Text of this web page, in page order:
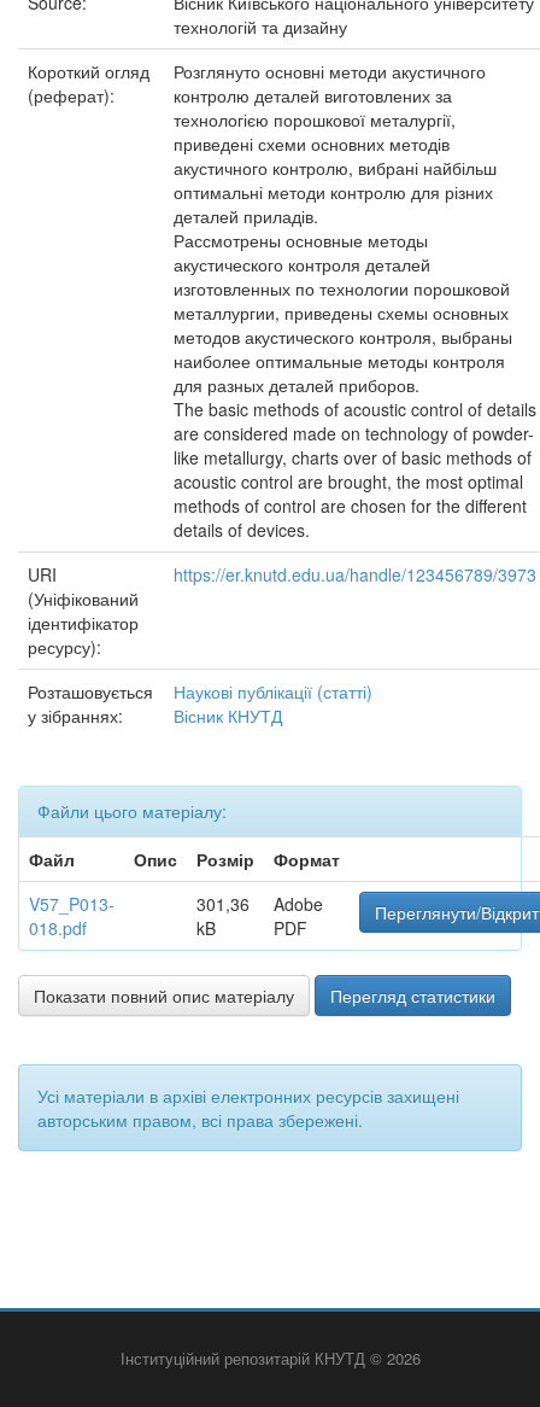
технологій та дизайну
Короткий огляд
(реферат):
Розглянуто основні методи акустичного
контролю деталей виготовлених за
технологією порошкової металургії,
приведені схеми основних методів
акустичного контролю, вибрані найбільш
оптимальні методи контролю для різних
деталей приладів.
Рассмотрены основные методы
акустического контроля деталей
изготовленных по технологии порошковой
металлургии, приведены схемы основных
методов акустического контроля, выбраны
наиболее оптимальные методы контроля
для разных деталей приборов.
The basic methods of acoustic control of details
are considered made on technology of powder-
like metallurgy, charts over of basic methods of
acoustic control are brought, the most optimal
methods of control are chosen for the different
details of devices.
URI
(Уніфікований
ідентифікатор
ресурсу):
https://er.knutd.edu.ua/handle/123456789/3973
Розташовується
у зібраннях:
Наукові публікації (статті)
Вісник КНУТД
Файли цього матеріалу:
Файл
Опис Розмір
Формат
V57_P013-
018.pdf
301,36
kB
Adobe
PDF
Переглянути/
Показати повний опис матеріалу Перегляд статистики
Усі матеріали в архіві електронних ресурсів захищені
авторським правом, всі права збережені.
Інституційний репозитарій КНУТД © 2026